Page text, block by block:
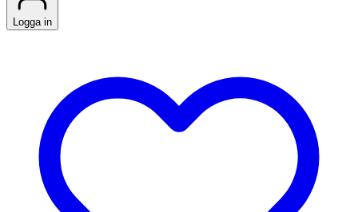
Logga in